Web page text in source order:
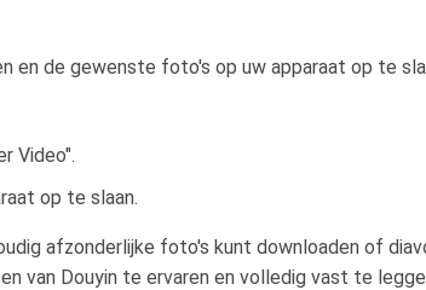
en de gewenste foto's op uw apparaat op te
Video".
op te slaan.
afzonderlijke foto's kunt downloaden of
van Douyin te ervaren en volledig vast te